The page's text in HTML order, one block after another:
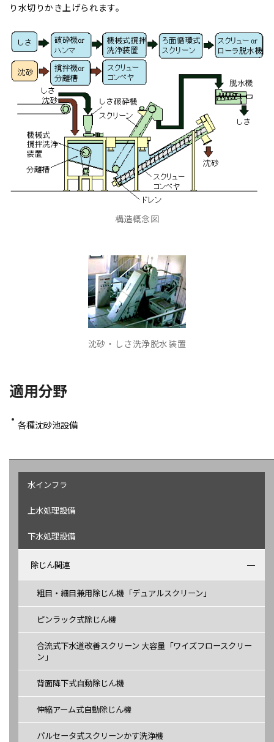
り水切りかき上げられます。
構造概念図
沈砂・しさ洗浄脱水装置
適用分野
各種沈砂池設備
水インフラ
上水処理設備
下水処理設備
除じん関連
粗目・細目兼用除じん機「デュアルスクリーン」
ピンラック式除じん機
合流式下水道改善スクリーン 大容量「ワイズフロースクリー
ン」
背面降下式自動除じん機
伸縮アーム式自動除じん機
パルセータ式スクリーンかす洗浄機